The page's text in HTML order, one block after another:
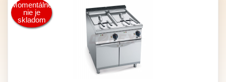
Momentálne
nie je
skladom